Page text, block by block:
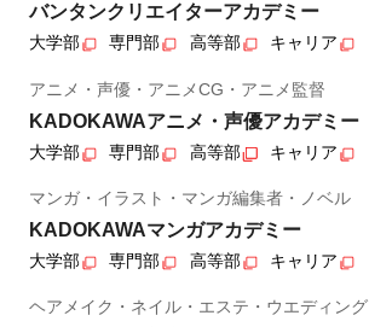
バンタンクリエイターアカデミー
大学部 専門部 高等部 キャリア
アニメ・声優・アニメCG・アニメ監督
KADOKAWAアニメ・声優アカデミー
大学部 専門部 高等部 キャリア
マンガ・イラスト・マンガ編集者・ノベル
KADOKAWAマンガアカデミー
大学部 専門部 高等部 キャリア
ヘアメイク・ネイル・エステ・ウエディング